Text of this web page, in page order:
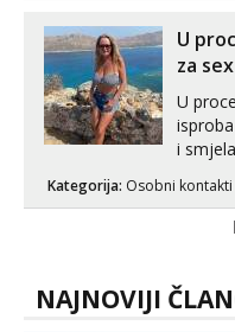
vjeruj
U
za sex
U
i
Kategorija: Osobni kontakti
NAJNOVIJI